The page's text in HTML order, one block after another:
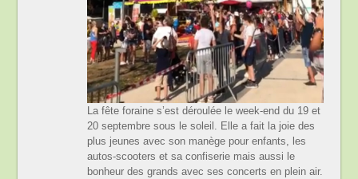
La fête foraine s’est déroulée le week-end du 19 et
20 septembre sous le soleil. Elle a fait la joie des
plus jeunes avec son manège pour enfants, les
autos-scooters et sa confiserie mais aussi le
bonheur des grands avec ses concerts en plein air.